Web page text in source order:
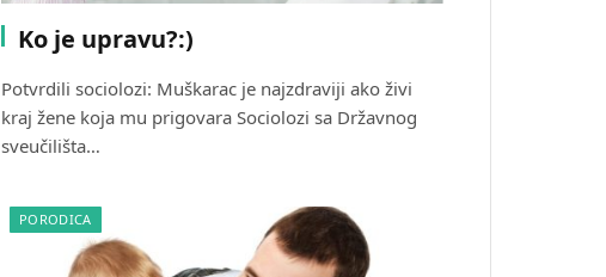
Ko je upravu?:)
Potvrdili sociolozi: Muškarac je najzdraviji ako živi
kraj žene koja mu prigovara Sociolozi sa Državnog
sveučilišta…
PORODICA